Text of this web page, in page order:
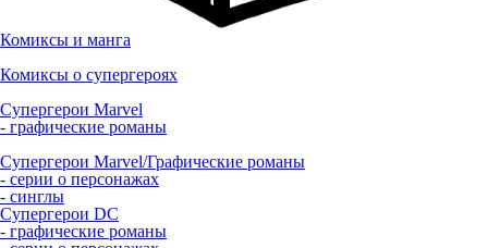
Комиксы и манга
Комиксы о супергероях
Супергерои Marvel
- графические романы
Супергерои Marvel/Графические романы
- серии о персонажах
- синглы
Супергерои DC
- графические романы